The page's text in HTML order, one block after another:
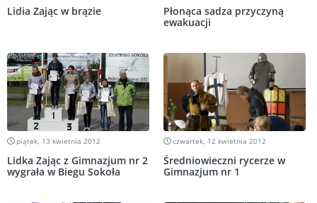
Lidia Zając w brązie
Płonąca sadza przyczyną
ewakuacji
piątek, 13 kwietnia 2012
Lidka Zając z Gimnazjum nr 2
wygrała w Biegu Sokoła
czwartek, 12 kwietnia 2012
Średniowieczni rycerze w
Gimnazjum nr 1